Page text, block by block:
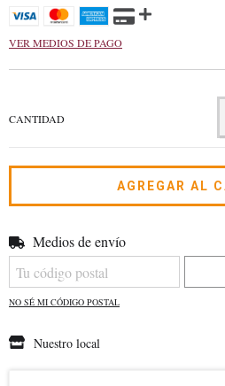
VER MEDIOS DE PAGO
CANTIDAD
Entregas para el CP:
Medios de envío
NO SÉ MI CÓDIGO POSTAL
Nuestro local